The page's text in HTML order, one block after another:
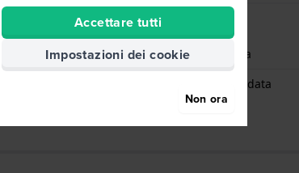
Ore - Lancetta analogica
Data - Big Date Grande data
Accettare tutti
Impostazioni dei cookie
Non ora